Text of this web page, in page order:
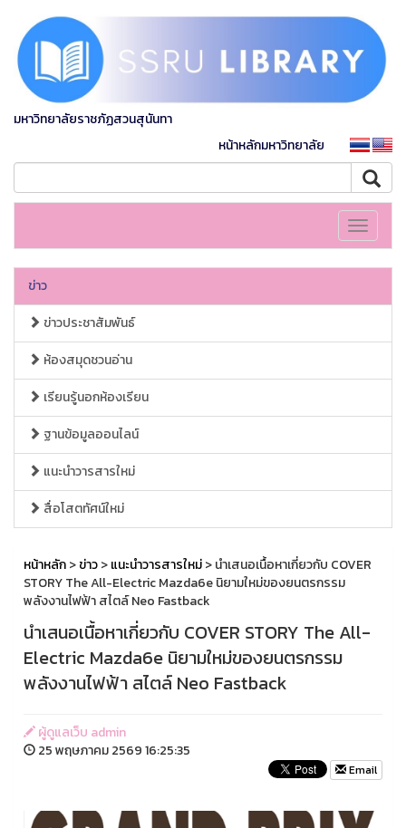
มหาวิทยาลัยราชภัฏสวนสุนันทา
หน้าหลักมหาวิทยาลัย
Toggle
ข่าว
ข่าวประชาสัมพันธ์
ห้องสมุดชวนอ่าน
เรียนรู้นอกห้องเรียน
ฐานข้อมูลออนไลน์
แนะนำวารสารใหม่
สื่อโสตทัศน์ใหม่
หน้าหลัก>ข่าว>แนะนำวารสารใหม่> นำเสนอเนื้อหาเกี่ยวกับ COVER
STORY The All-Electric Mazda6e นิยามใหม่ของยนตรกรรม
พลังงานไฟฟ้า สไตล์ Neo Fastback
นำเสนอเนื้อหาเกี่ยวกับ COVER STORY The All-
Electric Mazda6e นิยามใหม่ของยนตรกรรม
พลังงานไฟฟ้า สไตล์ Neo Fastback
ผู้ดูแลเว็บ admin
25 พฤษภาคม 2569 16:25:35
Email